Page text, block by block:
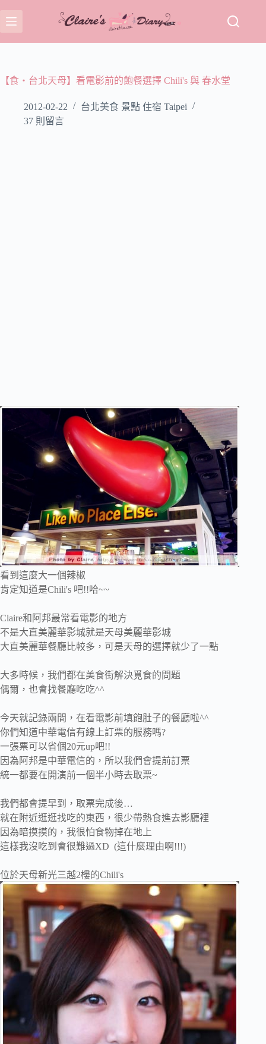
至
主
容【食‧台北天母】看電影前的飽餐選擇 Chili's 與 春水堂
2012-02-22
台北美食 景點 住宿 Taipei
37 則留言
看到這麼大一個辣椒
肯定知道是Chili's 吧!!哈~~
Claire和阿邦最常看電影的地方
不是大直美麗華影城就是天母美麗華影城
大直美麗華餐廳比較多，可是天母的選擇就少了一點
大多時候，我們都在美食街解決覓食的問題
偶爾，也會找餐廳吃吃^^
今天就記錄兩間，在看電影前填飽肚子的餐廳啦^^
你們知道中華電信有線上訂票的服務嗎?
一張票可以省個20元up吧!!
因為阿邦是中華電信的，所以我們會提前訂票
統一都要在開演前一個半小時去取票~
我們都會提早到，取票完成後…
就在附近逛逛找吃的東西，很少帶熱食進去影廳裡
因為暗摸摸的，我很怕食物掉在地上
這樣我沒吃到會很難過XD (這什麼理由啊!!!)
位於天母新光三越2樓的Chili's